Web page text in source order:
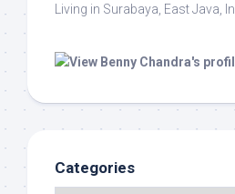
Living in Surabaya, East Java,
Categories